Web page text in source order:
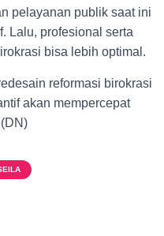
pelayanan publik saat ini
Lalu, profesional serta
bisa lebih optimal.
reformasi birokrasi
akan mempercepat